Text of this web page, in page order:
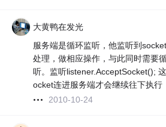
大黄鸭在发光
服务端是循环监听，他监听到
处理，做相应操作，与此同时需要
听。监听listener.AcceptSocket();
ocket连进服务端才会继续往下执行
2010-10-24